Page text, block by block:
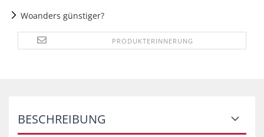
Woanders günstiger?
PRODUKTERINNERUNG
BESCHREIBUNG